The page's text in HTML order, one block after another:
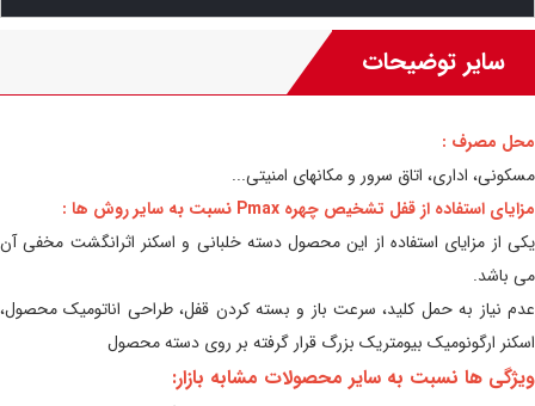
سایر توضیحات
محل مصرف :
مسکونی، اداری، اتاق سرور و مکانهای امنیتی...
مزایای استفاده از قفل تشخیص چهره Pmax نسبت به سایر روش ها :
یکی از مزایای استفاده از این محصول دسته خلبانی و اسکنر اثرانگشت مخفی آن
می باشد.
عدم نیاز به حمل کلید، سرعت باز و بسته کردن قفل، طراحی اناتومیک محصول،
اسکنر ارگونومیک بیومتریک بزرگ قرار گرفته بر روی دسته محصول
ویژگی ها نسبت به سایر محصولات مشابه بازار: